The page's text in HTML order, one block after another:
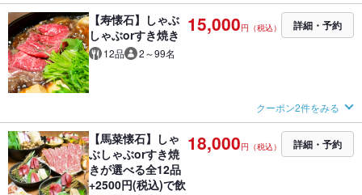
【寿懐石】しゃぶ
しゃぶorすき焼き
12品 2～99名
15,000円（税込） 詳細・予約
クーポン2件をみる
【馬菜懐石】しゃ
ぶしゃぶorすき焼
きが選べる全12品
+2500円(税込)で飲
18,000円（税込） 詳細・予約